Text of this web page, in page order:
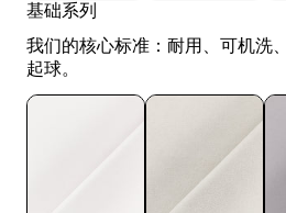
基础系列
我们的核心标准：耐用、可机洗
起球。